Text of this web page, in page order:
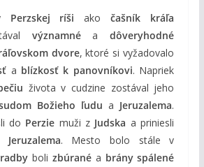
Perzskej ríši akočašník kráľa
významnéadôveryhodné
dvore, ktoré si vyžadovalo
a blízkosť k panovníkovi. Napriek
života v cudzine zostával jeho
Božieho ľudu a Jeruzalema.
do Perzie muži z Judska a priniesli
Jeruzalema. Mesto bolo stále v
boli zbúranéa brány spálené